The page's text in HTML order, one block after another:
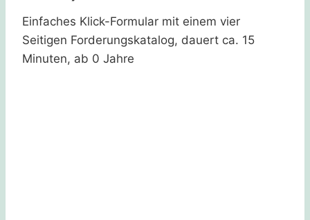
Einfaches Klick-Formular mit einem vier
Seitigen Forderungskatalog, dauert ca. 15
Minuten, ab 0 Jahre